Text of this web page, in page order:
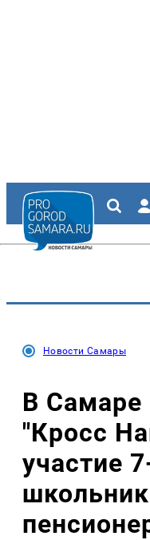
Новости Самары
В Самаре
"Кросс
участие